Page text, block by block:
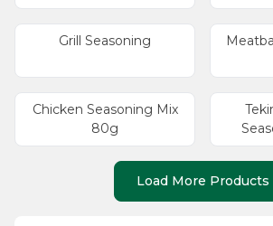
Grill Seasoning
Chicken Seasoning Mix
80g
Load More Products